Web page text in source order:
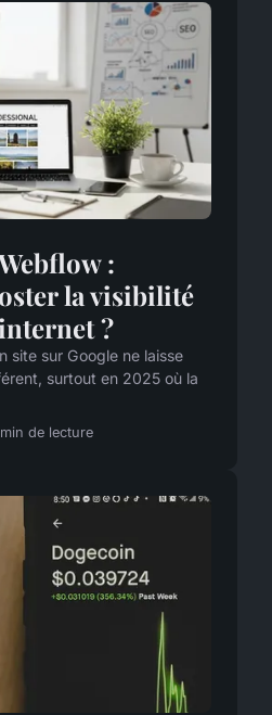
:
la visibilité
?
site sur Google ne laisse
surtout en 2025 où la
de lecture